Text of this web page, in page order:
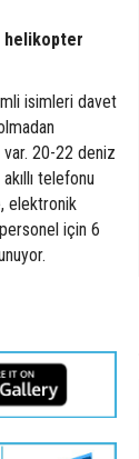
helikopter
isimleri davet
20-22 deniz
telefonu
elektronik
için 6